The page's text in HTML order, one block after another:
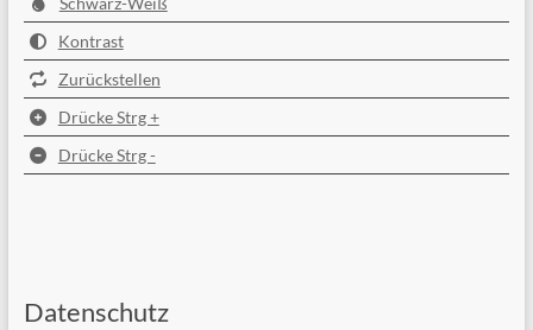
Kontrast
Zurückstellen
Drücke Strg +
Drücke Strg -
Datenschutz